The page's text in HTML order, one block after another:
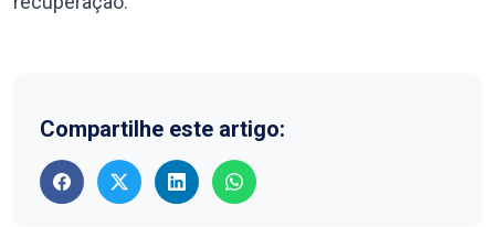
Compartilhe este artigo: